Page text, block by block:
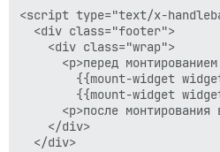
<script type="text/x-
  <div class="footer">
    <div class="wrap">
<p>перед
{{mount-widget
{{mount-widget
<p>после монтирования
    </div>
  </div>